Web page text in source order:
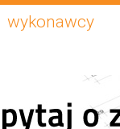
wykonawcy